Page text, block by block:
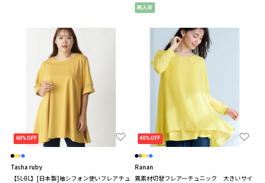
再入荷
60%OFF
Tasha ruby
【5L-8L】[日本製]袖シフォン使いフレアチュ
40%OFF
Ranan
異素材切替フレアーチュニック 大きいサイ